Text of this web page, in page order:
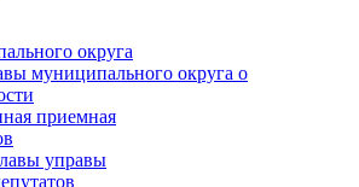
округа
муниципального округа о
приемная
управы